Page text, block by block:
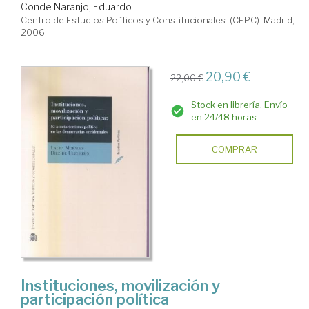
Conde Naranjo, Eduardo
Centro de Estudios Políticos y Constitucionales. (CEPC). Madrid,
2006
22,00 € 20,90 €
Stock en librería. Envío
en 24/48 horas
COMPRAR
Instituciones, movilización y
participación política